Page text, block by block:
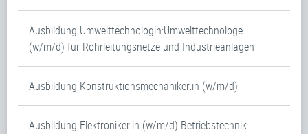
Ausbildung Umwelttechnologin:Umwelttechnologe
(w/m/d) für Rohrleitungsnetze und Industrieanlagen
Ausbildung Konstruktionsmechaniker:in (w/m/d)
Ausbildung Elektroniker:in (w/m/d) Betriebstechnik